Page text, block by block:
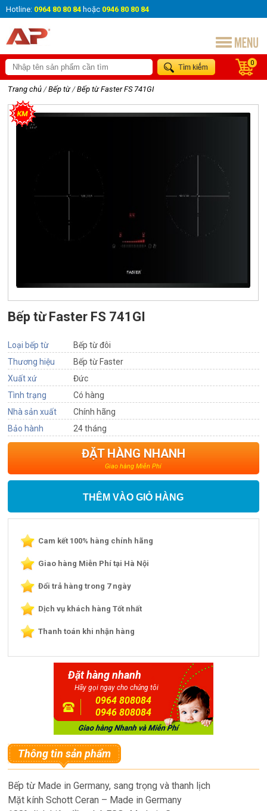
Hotline: 0964 80 80 84 hoặc 0946 80 80 84
0
Trang chủ / Bếp từ / Bếp từ Faster FS 741GI
Bếp từ Faster FS 741GI
Loại bếp từ
Bếp từ đôi
Thương hiệu
Bếp từ Faster
Xuất xứ
Đức
Tình trạng
Có hàng
Nhà sản xuất
Chính hãng
Bảo hành
24 tháng
ĐẶT HÀNG NHANH
Giao hàng Miễn Phí
THÊM VÀO GIỎ HÀNG
Cam kết 100% hàng chính hãng
Giao hàng Miễn Phí tại Hà Nội
Đổi trả hàng trong 7 ngày
Dịch vụ khách hàng Tốt nhất
Thanh toán khi nhận hàng
Đặt hàng nhanh
Hãy gọi ngay cho chúng tôi
0964 808084
0946 808084
Thông tin sản phẩm
Bếp từ Made in Germany, sang trọng và thanh lịch
Mặt kính Schott Ceran – Made in Germany